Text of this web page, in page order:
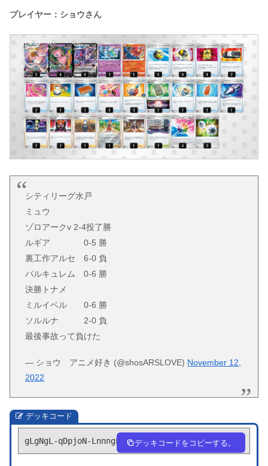
プレイヤー：ショウさん
シティリーグ水戸
ミュウ
ゾロアークv 2-4投了勝
ルギア 0-5 勝
裏工作アルセ 6-0 負
パルキュレム 0-6 勝
決勝トナメ
ミルイベル 0-6 勝
ソルルナ 2-0 負
最後事故って負けた
— ショウ アニメ好き (@shosARSLOVE) November 12,
2022
デッキコード
gLgNgL-qDpjoN-LnnngL デッキコードをコピーする。